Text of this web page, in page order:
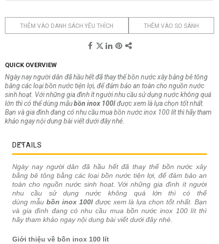
THÊM VÀO DANH SÁCH YÊU THÍCH THÊM VÀO SO SÁNH
QUICK OVERVIEW
Ngày nay người dân đã hầu hết đã thay thế bồn nước xây bằng bê tông
bằng các loại bồn nước tiện lợi, để đảm bảo an toàn cho nguồn nước
sinh hoạt. Với những gia đình ít người nhu cầu sử dụng nước không quá
lớn thì có thể dùng mẫubồn inox 100lđược xem là lựa chọn tốt nhất.
Bạn và gia đình đang có nhu cầu mua bồn nước inox 100 lít thì hãy tham
khảo ngay nội dung bài viết dưới đây nhé.
DETAILS
Ngày nay người dân đã hầu hết đã thay thế bồn nước xây
bằng bê tông bằng các loại bồn nước tiện lợi, để đảm bảo an
toàn cho nguồn nước sinh hoạt. Với những gia đình ít người
nhu cầu sử dụng nước không quá lớn thì có thể
dùng mẫu bồn inox 100lđược xem là lựa chọn tốt nhất. Bạn
và gia đình đang có nhu cầu mua bồn nước inox 100 lít thì
hãy tham khảo ngay nội dung bài viết dưới đây nhé.
Giới thiệu về bồn inox 100 lít